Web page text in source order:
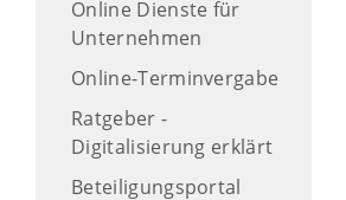
Online Dienste für
Unternehmen
Online-Terminvergabe
Ratgeber -
Digitalisierung erklärt
Beteiligungsportal